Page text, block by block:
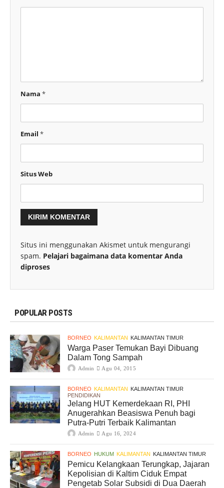
Nama *
Email *
Situs Web
Situs ini menggunakan Akismet untuk mengurangi
spam. Pelajari bagaimana data komentar Anda
diproses
POPULAR POSTS
BORNEO KALIMANTAN KALIMANTAN TIMUR
Warga Paser Temukan Bayi Dibuang
Dalam Tong Sampah
Admin Agu 04, 2015
BORNEO KALIMANTAN KALIMANTAN TIMUR
PENDIDIKAN
Jelang HUT Kemerdekaan RI, PHI
Anugerahkan Beasiswa Penuh bagi
Putra-Putri Terbaik Kalimantan
Admin Agu 16, 2024
BORNEO HUKUM KALIMANTAN KALIMANTAN TIMUR
Pemicu Kelangkaan Terungkap, Jajaran
Kepolisian di Kaltim Ciduk Empat
Pengetab Solar Subsidi di Dua Daerah